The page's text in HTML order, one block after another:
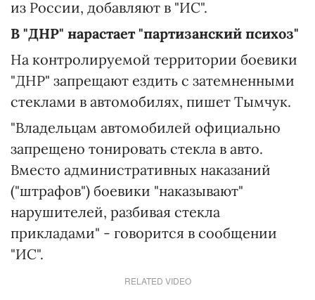
из России, добавляют в "ИС".
В "ДНР" нарастает "партизанский психоз"
На контролируемой территории боевики
"ДНР" запрещают ездить с затемненными
стеклами в автомобилях, пишет Тымчук.
"Владельцам автомобилей официально
запрещено тонировать стекла в авто.
Вместо административных наказаний
("штрафов") боевики "наказывают"
нарушителей, разбивая стекла
прикладами" - говорится в сообщении
"ИС".
RELATED VIDEO